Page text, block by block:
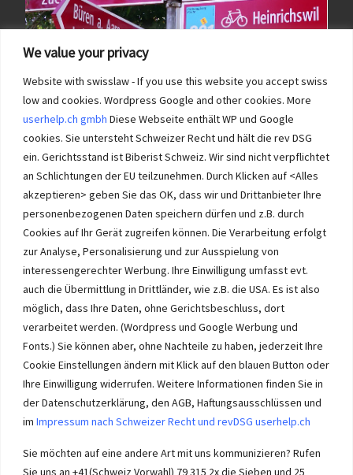
We value your privacy
Website with swisslaw - If you use this website you accept swiss
low and cookies. Wordpress Google and other cookies. More
userhelp.ch gmbh Diese Webseite enthält WP und Google
cookies. Sie untersteht Schweizer Recht und hält die rev DSG
ein. Gerichtsstand ist Biberist Schweiz. Wir sind nicht verpflichtet
an Schlichtungen der EU teilzunehmen. Durch Klicken auf <Alles
akzeptieren> geben Sie das OK, dass wir und Drittanbieter Ihre
personenbezogenen Daten speichern dürfen und z.B. durch
Cookies auf Ihr Gerät zugreifen können. Die Verarbeitung erfolgt
zur Analyse, Personalisierung und zur Ausspielung von
interessengerechter Werbung. Ihre Einwilligung umfasst evt.
auch die Übermittlung in Drittländer, wie z.B. die USA. Es ist also
möglich, dass Ihre Daten, ohne Gerichtsbeschluss, dort
verarbeitet werden. (Wordpress und Google Werbung und
Fonts.) Sie können aber, ohne Nachteile zu haben, jederzeit Ihre
Cookie Einstellungen ändern mit Klick auf den blauen Button oder
Ihre Einwilligung widerrufen. Weitere Informationen finden Sie in
der Datenschutzerklärung, den AGB, Haftungsausschlüssen und
im Impressum nach Schweizer Recht und revDSG userhelp.ch
Sie möchten auf eine andere Art mit uns kommunizieren? Rufen
Sie uns an +41(Schweiz Vorwahl) 79 315 2x die Sieben und 25
Immobilien im Wasseramt haben bei Immobilie-Solothurn.ch
Vorrang und die besten Konditionen beim Verkauf. Kein Immobilien
Verkauf im Wasseramt ohne unsere Offerte. Bei uns wählen Sie,
Immobilien selber verkaufen mit unserer Beratung? Auch das geht!
Immobilie Solothurn-immo-chWasseramt.ch Impressum